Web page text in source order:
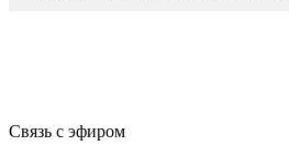
Связь с эфиром